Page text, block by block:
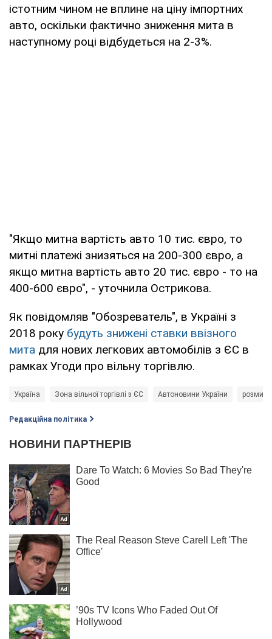
істотним чином не вплине на ціну імпортних
авто, оскільки фактично зниження мита в
наступному році відбудеться на 2-3%.
"Якщо митна вартість авто 10 тис. євро, то
митні платежі знизяться на 200-300 євро, а
якщо митна вартість авто 20 тис. євро - то на
400-600 євро", - уточнила Острикова.
Як повідомляв "Обозреватель", в Україні з
2018 року будуть знижені ставки ввізного
мита для нових легкових автомобілів з ЄС в
рамках Угоди про вільну торгівлю.
Україна Зона вільної торгівлі з ЄС Автоновини України
Редакційна політика